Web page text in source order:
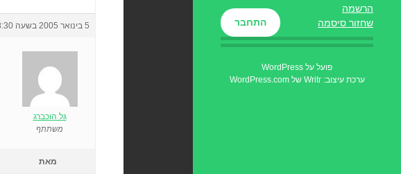
התחבר
הרשמה
שחזור סיסמה
פועל על WordPress
ערכת עיצוב: Writr של
WordPress.com
5 בינואר 2005 בשעה 08:30
גל הוכברג
משתתף
מאת